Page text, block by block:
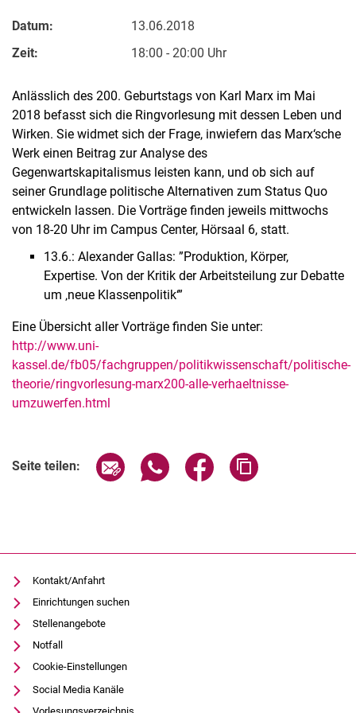
Datum:
13.06.2018
Zeit:
18:00 - 20:00 Uhr
Anlässlich des 200. Geburtstags von Karl Marx im Mai
2018 befasst sich die Ringvorlesung mit dessen Leben und
Wirken. Sie widmet sich der Frage, inwiefern das Marx‘sche
Werk einen Beitrag zur Analyse des
Gegenwartskapitalismus leisten kann, und ob sich auf
seiner Grundlage politische Alternativen zum Status Quo
entwickeln lassen. Die Vorträge finden jeweils mittwochs
von 18-20 Uhr im Campus Center, Hörsaal 6, statt.
13.6.: Alexander Gallas: ”Produktion, Körper,
Expertise. Von der Kritik der Arbeitsteilung zur Debatte
um ‚neue Klassenpolitik‘”
Eine Übersicht aller Vorträge finden Sie unter:
http://www.uni-
kassel.de/fb05/fachgruppen/politikwissenschaft/politische-
theorie/ringvorlesung-marx200-alle-verhaeltnisse-
umzuwerfen.html
Seite teilen: Seite über E-Mail teilen
Seite über WhatsApp teilen
Seite über Facebook
Kontakt/Anfahrt
Einrichtungen suchen
Stellenangebote
Notfall
Cookie-Einstellungen
Social Media Kanäle